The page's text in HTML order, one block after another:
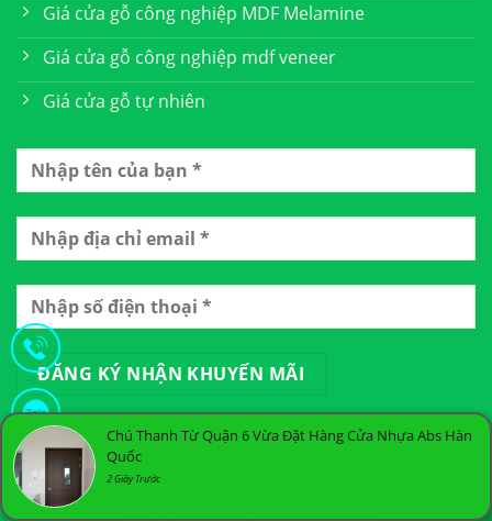
Giá cửa gỗ công nghiệp MDF Melamine
Giá cửa gỗ công nghiệp mdf veneer
Giá cửa gỗ tự nhiên
Chú Thanh Từ Quận 6 Vừa Đặt Hàng Cửa Nhựa Abs Hàn
Quốc
2 Giây Trước